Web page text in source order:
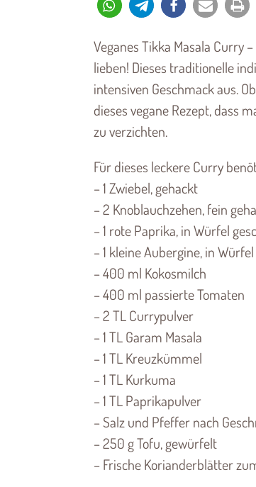
Veganes Tikka Masala Curry
lieben! Dieses traditionelle
intensiven Geschmack aus.
dieses vegane Rezept, dass
zu verzichten.
Für dieses leckere Curry
– 1 Zwiebel, gehackt
– 2 Knoblauchzehen, fein
– 1 rote Paprika, in Würfel
– 1 kleine Aubergine, in
– 400 ml Kokosmilch
– 400 ml passierte Tomaten
– 2 TL Currypulver
– 1 TL Garam Masala
– 1 TL Kreuzkümmel
– 1 TL Kurkuma
– 1 TL Paprikapulver
– Salz und Pfeffer nach
– 250 g Tofu, gewürfelt
– Frische Korianderblätter